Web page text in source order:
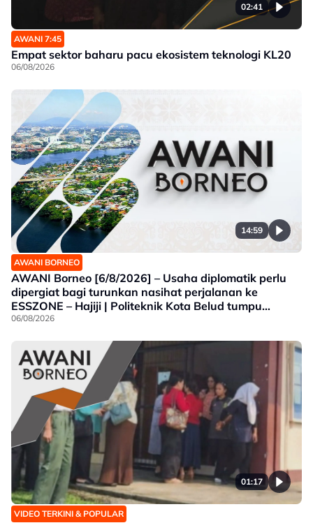
02:41
AWANI 7:45
Empat sektor baharu pacu ekosistem teknologi KL20
06/08/2026
14:59
AWANI BORNEO
AWANI Borneo [6/8/2026] – Usaha diplomatik perlu
dipergiat bagi turunkan nasihat perjalanan ke
ESSZONE – Hajiji | Politeknik Kota Belud tumpu
bidang selaras keperluan industri Sabah |
produk tempatan
06/08/2026
01:17
VIDEO TERKINI & POPULAR